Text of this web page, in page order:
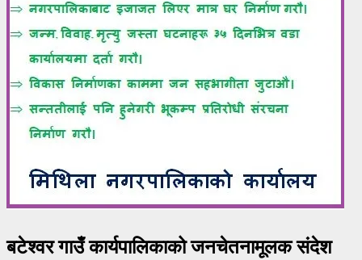
बटेश्वर गाउँ कार्यपालिकाको जनचेतनामूलक संदेश